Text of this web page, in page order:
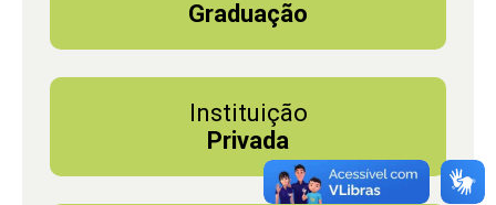
Graduação
Instituição
Privada